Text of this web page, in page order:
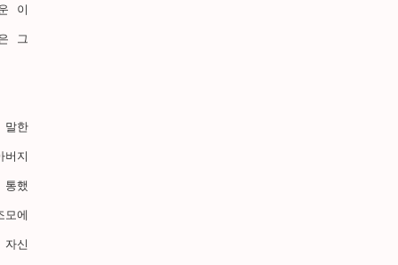
이
그
말한
지
했
에
신